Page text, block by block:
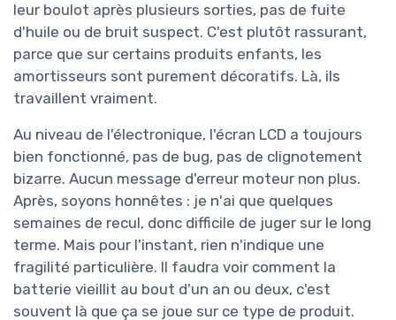
leur boulot après plusieurs sorties, pas de fuite
d'huile ou de bruit suspect. C'est plutôt rassurant,
parce que sur certains produits enfants, les
amortisseurs sont purement décoratifs. Là, ils
travaillent vraiment.
Au niveau de l'électronique, l'écran LCD a toujours
bien fonctionné, pas de bug, pas de clignotement
bizarre. Aucun message d'erreur moteur non plus.
Après, soyons honnêtes : je n'ai que quelques
semaines de recul, donc difficile de juger sur le long
terme. Mais pour l'instant, rien n'indique une
fragilité particulière. Il faudra voir comment la
batterie vieillit au bout d'un an ou deux, c'est
souvent là que ça se joue sur ce type de produit.